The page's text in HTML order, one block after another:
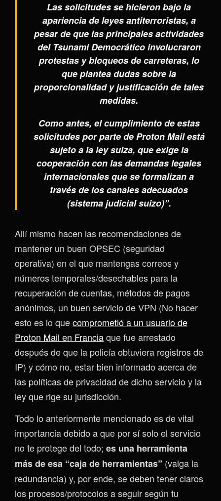
Las solicitudes se hicieron bajo la
apariencia de leyes antiterroristas, a
pesar de que las principales actividades
del Tsunami Democrático involucraron
protestas y bloqueos de carreteras, lo
que plantea dudas sobre la
proporcionalidad y justificación de tales
medidas.
Como antes, el cumplimiento de estas
solicitudes por parte de Proton Mail está
sujeto a la ley suiza, que exige la
cooperación con las demandas legales
internacionales que se formalizan a
través de los canales adecuados
(sistema judicial suizo)”.
Allí mismo hacen las recomendaciones de
mantener un buen OPSEC (seguridad
operativa) en el que mantengas correos y
números temporales/desechables para la
recuperación de cuentas, métodos de pagos
anónimos, un buen servicio de VPN (No hacer
esto es lo quecomprometió a un usuario de
Proton Mail en Franciaque fue arrestado
después de que la policía obtuviera registros de
IP) y cómo no, estar bien informado acerca de
las políticas de privacidad de dicho servicio y la
ley que rige su jurisdicción.
Todo lo anteriormente mencionado es de vital
importancia debido a que por sí solo el servicio
no te protege del todo; es una herramienta
más de esa “caja de herramientas” (valga la
redundancia) y, por ende, se deben tener claros
los procesos/protocolos a seguir según tu